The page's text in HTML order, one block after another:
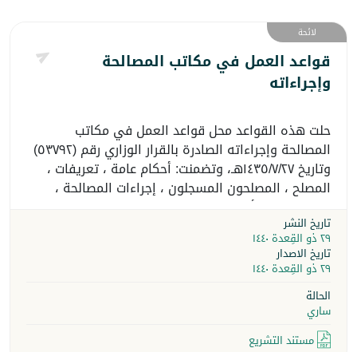
لائحة
قواعد العمل في مكاتب المصالحة
وإجراءاته
حلت هذه القواعد محل قواعد العمل في مكاتب
المصالحة وإجراءاته الصادرة بالقرار الوزاري رقم (٥٣٧٩٢)
وتاريخ ١٤٣٥/٧/٢٧هـ، وتضمنت: أحكام عامة ، تعريفات ،
المصلح ، المصلحون المسجلون ، إجراءات المصالحة ،
محضر الصلح ، أحكام ختامية ، النفاذ .
تاريخ النشر
٢٩ ذو القِعدة ١٤٤٠
تاريخ الاصدار
٢٩ ذو القِعدة ١٤٤٠
الحالة
ساري
مستند التشريع